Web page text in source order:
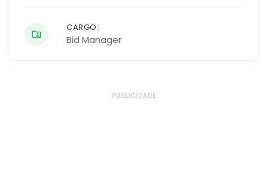
CARGO:
Bid Manager
PUBLICIDADE